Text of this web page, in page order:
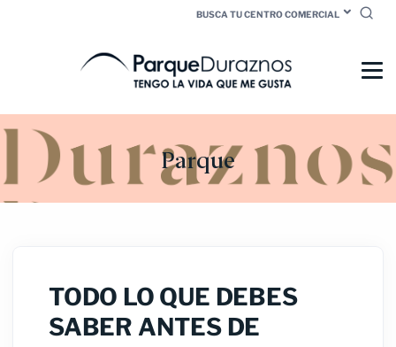
BUSCA TU CENTRO COMERCIAL
Parque
TODO LO QUE DEBES
SABER ANTES DE